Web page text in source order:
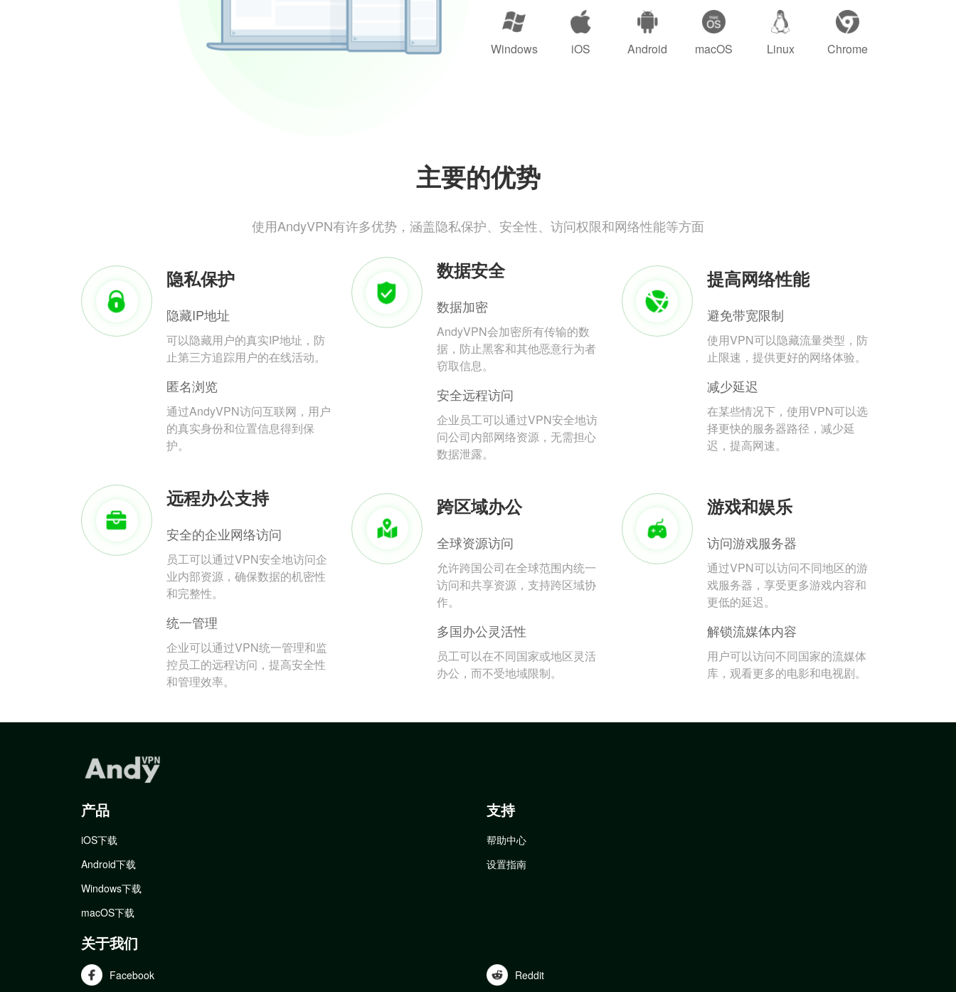
Windows iOS Android macOS Linux Chrome
主要的优势
使用AndyVPN有许多优势，涵盖隐私保护、安全性、访问权限和网络性能等方面
隐私保护
隐藏IP地址
可以隐藏用户的真实IP地址，防
止第三方追踪用户的在线活动。
匿名浏览
通过AndyVPN访问互联网，用户
的真实身份和位置信息得到保
护。
数据安全
数据加密
AndyVPN会加密所有传输的数
据，防止黑客和其他恶意行为者
窃取信息。
安全远程访问
企业员工可以通过VPN安全地访
问公司内部网络资源，无需担心
数据泄露。
提高网络性能
避免带宽限制
使用VPN可以隐藏流量类型，防
止限速，提供更好的网络体验。
减少延迟
在某些情况下，使用VPN可以选
择更快的服务器路径，减少延
迟，提高网速。
远程办公支持
安全的企业网络访问
员工可以通过VPN安全地访问企
业内部资源，确保数据的机密性
和完整性。
统一管理
企业可以通过VPN统一管理和监
控员工的远程访问，提高安全性
和管理效率。
跨区域办公
全球资源访问
允许跨国公司在全球范围内统一
访问和共享资源，支持跨区域协
作。
多国办公灵活性
员工可以在不同国家或地区灵活
办公，而不受地域限制。
游戏和娱乐
访问游戏服务器
通过VPN可以访问不同地区的游
戏服务器，享受更多游戏内容和
更低的延迟。
解锁流媒体内容
用户可以访问不同国家的流媒体
库，观看更多的电影和电视剧。
产品
iOS下载
Android下载
Windows下载
macOS下载
支持
帮助中心
设置指南
关于我们
Facebook Reddit